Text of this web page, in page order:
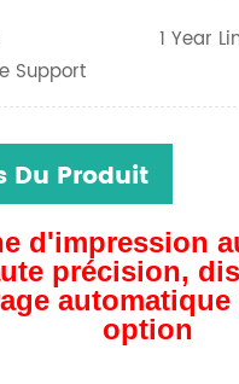
1 Year
Support
Du Produit
d'impression
précision,
automatique
option